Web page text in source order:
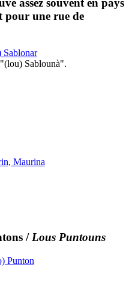
assez souvent en pays
pour une rue de
Sablonar
Sablounà".
Maurina
/ Lous Puntouns
Punton